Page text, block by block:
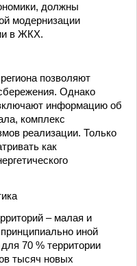
должны
модернизации
в ЖКХ.
позволяют
Однако
информацию об
комплекс
реализации. Только
как
– малая и
иной
70 % территории
тысяч новых